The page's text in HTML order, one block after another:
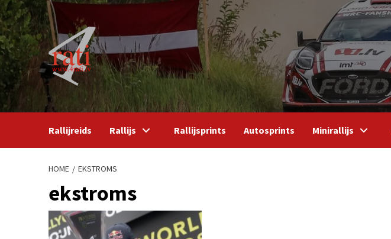
Skip
to
content
Rallijreids Rallijs Rallijsprints Autosprints Minirallijs
HOME EKSTROMS
ekstroms